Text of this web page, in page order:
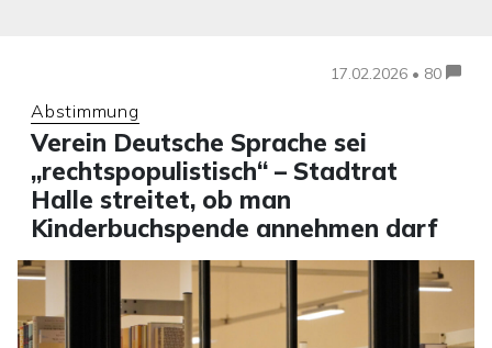
17.02.2026 • 80
Abstimmung
Verein Deutsche Sprache sei
„rechtspopulistisch“ – Stadtrat
Halle streitet, ob man
Kinderbuchspende annehmen darf